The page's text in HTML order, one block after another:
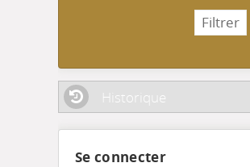
Historique
Se connecter